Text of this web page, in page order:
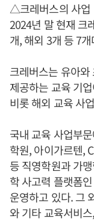
△크레버스의 사업
2024년 말 현재 크
개, 해외 3개 등 7개
크레버스는 유아와
제공하는 교육 기
비롯 해외 교육 사
국내 교육 사업부
학원, 아이가르텐,
등 직영학원과 가
학 사고력 플랫폼
운영하고 있다. 그
와 기타 교육서비